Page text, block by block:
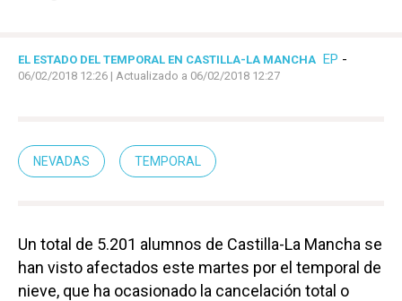
EL ESTADO DEL TEMPORAL EN CASTILLA-LA MANCHA EP -
06/02/2018 12:26 | Actualizado a 06/02/2018 12:27
NEVADAS TEMPORAL
Un total de 5.201 alumnos de Castilla-La Mancha se
han visto afectados este martes por el temporal de
nieve, que ha ocasionado la cancelación total o